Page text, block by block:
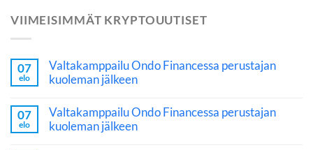
VIIMEISIMMÄT KRYPTOUUTISET
07
elo
Valtakamppailu Ondo Financessa perustajan
kuoleman jälkeen
07
elo
Valtakamppailu Ondo Financessa perustajan
kuoleman jälkeen